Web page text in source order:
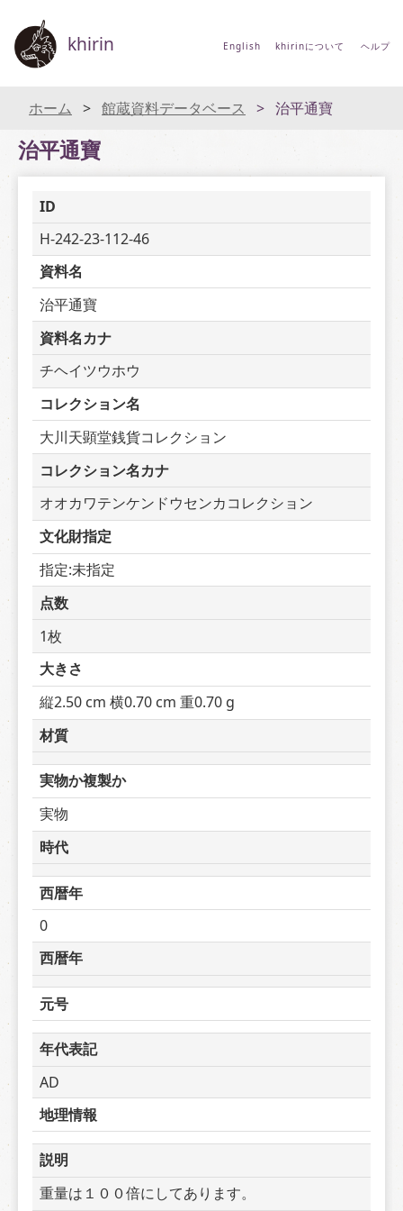
khirin English khirinについて ヘルプ
ホーム 館蔵資料データベース 治平通寶
治平通寶
ID
H-242-23-112-46
資料名
治平通寶
資料名カナ
チヘイツウホウ
コレクション名
大川天顕堂銭貨コレクション
コレクション名カナ
オオカワテンケンドウセンカコレクション
文化財指定
指定:未指定
点数
1枚
大きさ
縦2.50 cm 横0.70 cm 重0.70 g
材質
実物か複製か
実物
時代
西暦年
0
西暦年
元号
年代表記
AD
地理情報
説明
重量は１００倍にしてあります。